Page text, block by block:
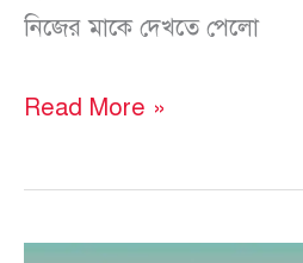
নিজের মাকে দেখতে পেলো
Read More »